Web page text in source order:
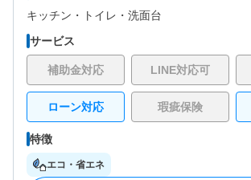
キッチン・
トイレ・ 洗面台
サービス
補助金対応 LINE対応可
ローン対応 瑕疵保険
特徴
エコ・省エネ